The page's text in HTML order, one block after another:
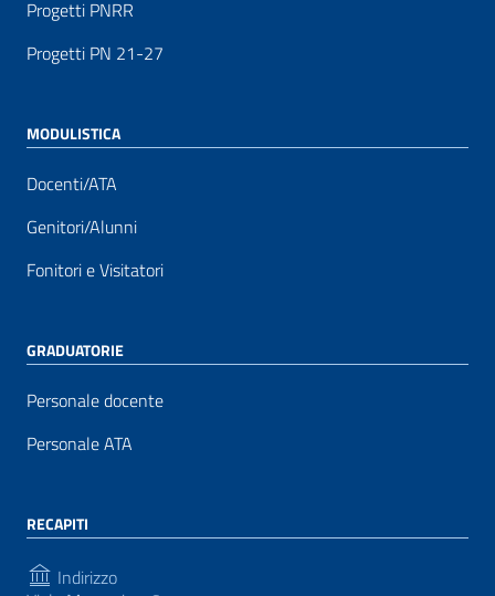
Progetti PNRR
Progetti PN 21-27
MODULISTICA
Docenti/ATA
Genitori/Alunni
Fonitori e Visitatori
GRADUATORIE
Personale docente
Personale ATA
RECAPITI
Indirizzo